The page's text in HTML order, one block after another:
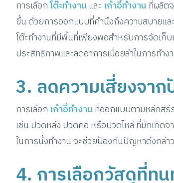
การเลือกโต๊ะทำงาน และ เก้าอี้ทำงาน ที่ผลิต
ขึ้น ด้วยการออกแบบที่คำนึงถึงความสบายแล
โต๊ะทำงานที่มีพื้นที่เพียงพอสำหรับการจัดเก็
ประสิทธิภาพและลดอาการเมื่อยล้าในการทำง
3. ลดความเสี่ยงจา
การเลือก เก้าอี้ทำงาน ที่ออกแบบตามหลักส
เช่น ปวดหลัง ปวดคอ หรือปวดไหล่ ที่มักเกิดจ
ในการนั่งทำงาน จะช่วยป้องกันปัญหาดังกล่า
4. การเลือกวัสดุที่ท